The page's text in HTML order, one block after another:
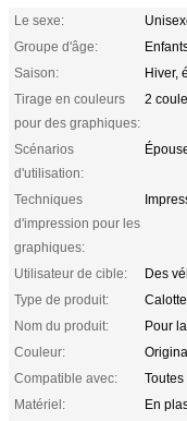
Le sexe:
Groupe d'âge:
Saison:
Hiver,
Tirage en couleurs
pour des graphiques:
2
Scénarios
d'utilisation:
Techniques
d'impression pour les
graphiques:
Utilisateur de cible:
Des
Type de produit:
Nom du produit:
Pour
Couleur:
Compatible avec:
Matériel:
En